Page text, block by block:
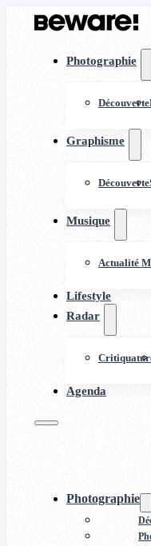
Photographie
Découverte
Graphisme
Découverte
Musique
Actualité
Lifestyle
Radar
Agenda
Photographie